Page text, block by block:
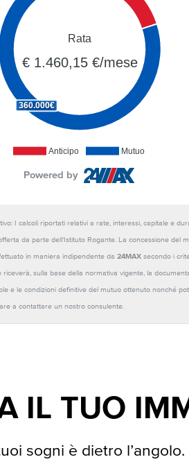
Anticipo Mutuo
360.000€
Rata
€ 1.460,15 €/mese
Powered by
I calcoli riportati relativi a rate, interessi, capitale e
da parte dell'Istituto Rogante. La concessione del
in maniera indipendente da 24MAXsecondo i
riceverà, sulla base della normativa vigente, la
e le condizioni definitive del mutuo ottenuto nonché
a contattare un nostro consulente.
IL TUO
sogni è dietro l’angolo.